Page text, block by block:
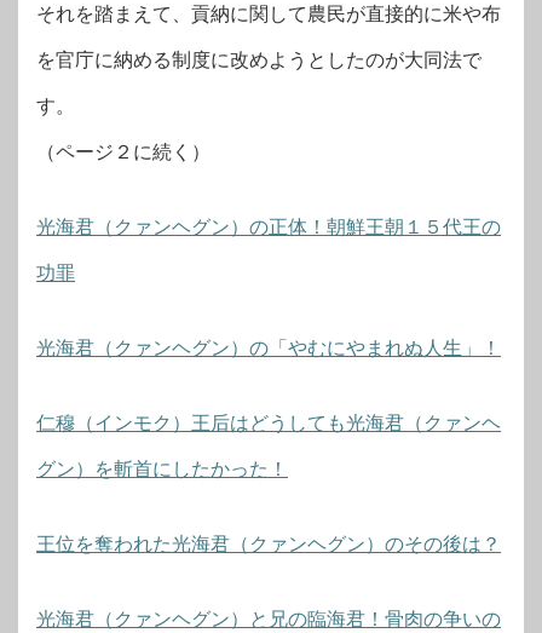
それを踏まえて、貢納に関して農民が直接的に米や布
を官庁に納める制度に改めようとしたのが大同法で
す。
（ページ２に続く）
光海君（クァンヘグン）の正体！朝鮮王朝１５代王の
功罪
光海君（クァンヘグン）の「やむにやまれぬ人生」！
仁穆（インモク）王后はどうしても光海君（クァンヘ
グン）を斬首にしたかった！
王位を奪われた光海君（クァンヘグン）のその後は？
光海君（クァンヘグン）と兄の臨海君！骨肉の争いの